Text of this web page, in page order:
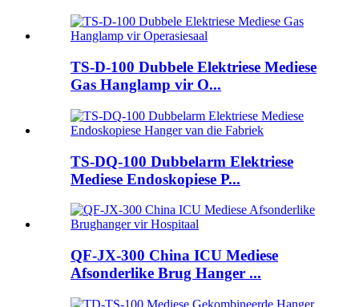
TS-D-100 Dubbele Elektriese Mediese
Gas Hanglamp vir O...
TS-DQ-100 Dubbelarm Elektriese
Mediese Endoskopiese P...
QF-JX-300 China ICU Mediese
Afsonderlike Brug Hanger ...